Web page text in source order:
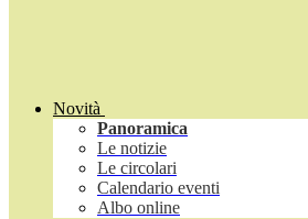
Novità
Panoramica
Le notizie
Le circolari
Calendario eventi
Albo online